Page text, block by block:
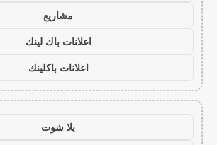
مشاريع
اعلانات باك لينك
اعلانات باكلينك
يلا شوت